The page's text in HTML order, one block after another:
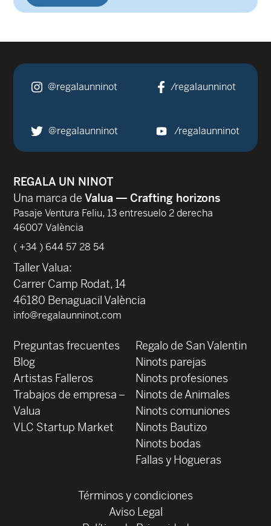
@regalaunninot /regalaunninot
@regalaunninot /regalaunninot
REGALA UN NINOT
Una marca de Valua — Crafting horizons
Pasaje Ventura Feliu, 13 entresuelo 2 derecha
46007 València
( +34 ) 644 57 28 54
Taller Valua:
Carrer Camp Rodat, 14
46180 Benaguacil València
info@regalaunninot.com
Preguntas frecuentes
Blog
Artistas Falleros
Trabajos de empresa –
Valua
VLC Startup Market
Regalo de San Valentin
Ninots parejas
Ninots profesiones
Ninots de Animales
Ninots comuniones
Ninots Bautizo
Ninots bodas
Fallas y Hogueras
Términos y condiciones
Aviso Legal